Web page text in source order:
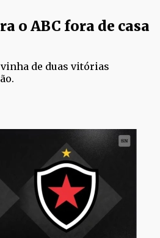
o ABC fora de casa
de duas vitórias